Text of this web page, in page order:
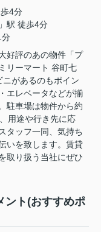
歩4分
」駅 徒歩4分
分
好評のあの物件「プ
リーマート 谷町七
があるのもポイン
エレベータなどが揃
駐車場は物件から約
用途や行き先に応
タッフ一同、気持ち
いを致します。賃貸
取り扱う当社にぜひ
ント(おすすめポ